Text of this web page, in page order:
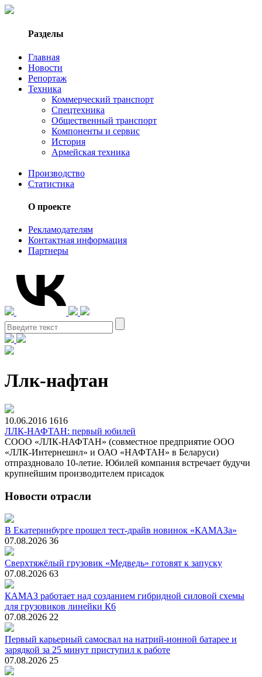
Разделы
Главная
Новости
Репортаж
Техника
Коммерческий транспорт
Спецтехника
Общественный транспорт
Компоненты и сервис
История
Армейская техника
Производство
Статистика
О проекте
Рекламодателям
Контактная информация
Партнеры
Ллк-нафтан
10.06.2016 1616
ЛЛК-НАФТАН: первый юбилей
СООО «ЛЛК-НАФТАН» (совместное предприятие ООО
«ЛЛК-Интернешнл» и ОАО «НАФТАН» в Беларуси)
отпраздновало 10-летие. Юбилей компания встречает будучи
крупнейшим производителем присадок
Новости отрасли
В Екатеринбурге прошел тест-драйв новинок «КАМАЗа»
07.08.2026 36
Сверхтяжёлый грузовик «Медведь» готовят к запуску
07.08.2026 63
КАМАЗ работает над созданием гибридной силовой схемы
для грузовиков линейки К6
07.08.2026 22
Первый карьерный самосвал на натрий-ионной батарее и
зарядкой за 25 минут приступил к работе
07.08.2026 25